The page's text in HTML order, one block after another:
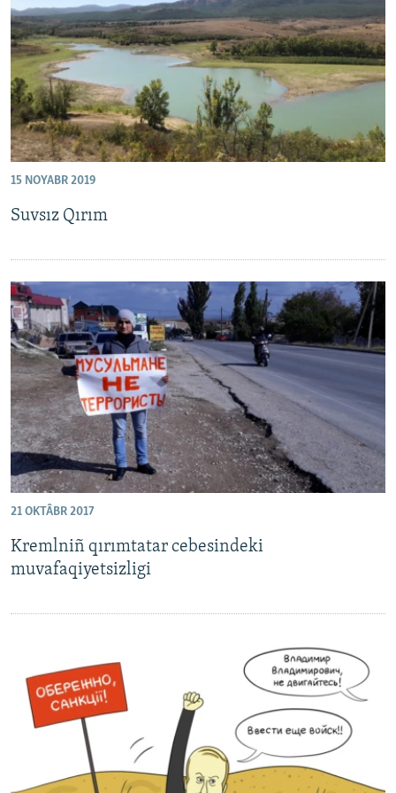
Русский
Українською
QOŞULIÑIZ!
15 NOYABR 2019
Suvsız Qırım
21 OKTÂBR 2017
Kremlniñ qırımtatar cebesindeki
muvafaqiyetsizligi